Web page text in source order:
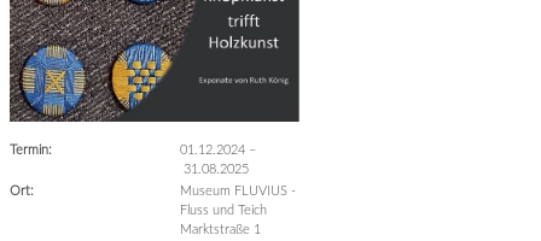
Termin: 01.12.2024 –
31.08.2025
Ort:
Museum FLUVIUS -
Fluss und Teich
Marktstraße 1